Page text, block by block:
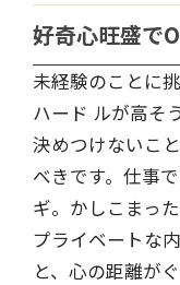
好奇心旺盛で
未経験のことに
ハード ルが高そ
決めつけないこ
べきです。仕事
ギ。かしこまっ
プライベートな
と、心の距離が